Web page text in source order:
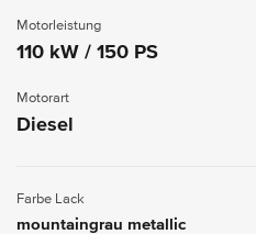
Motorleistung
110 kW / 150 PS
Motorart
Diesel
Farbe Lack
mountaingrau metallic